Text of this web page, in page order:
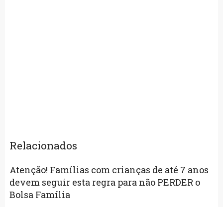
Relacionados
Atenção! Famílias com crianças de até 7 anos
devem seguir esta regra para não PERDER o
Bolsa Família